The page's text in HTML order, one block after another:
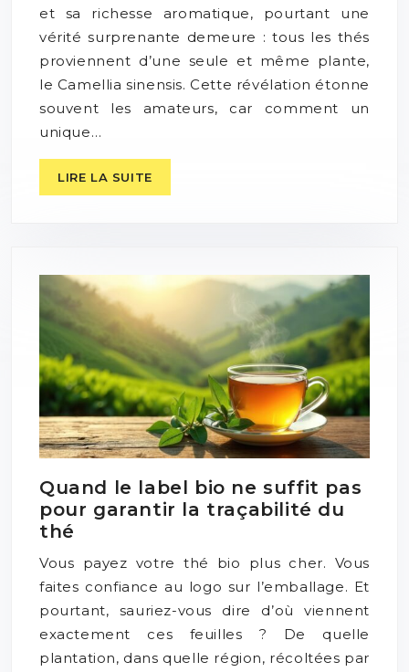
et sa richesse aromatique, pourtant une
vérité surprenante demeure : tous les thés
proviennent d’une seule et même plante,
le Camellia sinensis. Cette révélation étonne
souvent les amateurs, car comment un
unique…
LIRE LA SUITE
Quand le label bio ne suffit pas
pour garantir la traçabilité du
thé
Vous payez votre thé bio plus cher. Vous
faites confiance au logo sur l’emballage. Et
pourtant, sauriez-vous dire d’où viennent
exactement ces feuilles ? De quelle
plantation, dans quelle région, récoltées par